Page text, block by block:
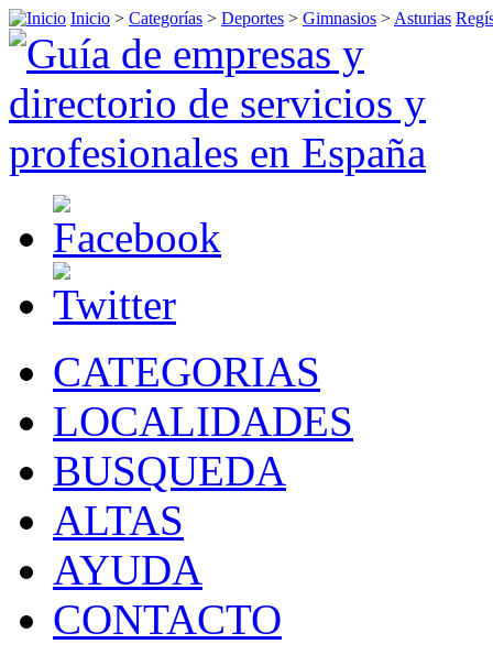
Inicio > Categorías > Deportes > Gimnasios > Asturias
CATEGORIAS
LOCALIDADES
BUSQUEDA
ALTAS
AYUDA
CONTACTO